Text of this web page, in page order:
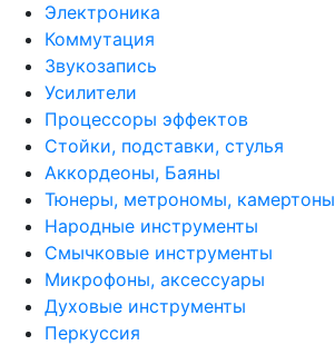
Электроника
Коммутация
Звукозапись
Усилители
Процессоры эффектов
Стойки, подставки, стулья
Аккордеоны, Баяны
Тюнеры, метрономы, камертоны
Народные инструменты
Смычковые инструменты
Микрофоны, аксессуары
Духовые инструменты
Перкуссия